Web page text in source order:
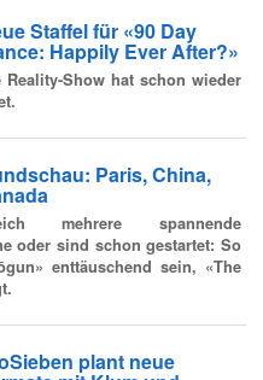
Staffel für «90 Day
Happily Ever After?»
Reality-Show hat schon wieder
Paris, China,
mehrere spannende
oder sind schon gestartet: So
enttäuschend sein, «The
plant neue